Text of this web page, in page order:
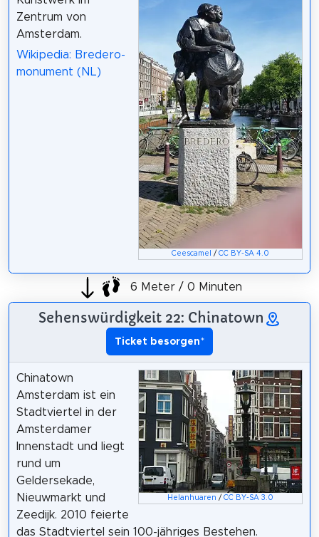
Ceescamel /CC BY-SA 4.0
Zentrum von
Amsterdam.
Wikipedia: Bredero-
monument (NL)
6 Meter / 0 Minuten
Sehenswürdigkeit 22: Chinatown
Ticket besorgen*
Helanhuaren /CC BY-SA 3.0
Chinatown
Amsterdam ist ein
Stadtviertel in der
Amsterdamer
Innenstadt und liegt
rund um
Geldersekade,
Nieuwmarkt und
Zeedijk. 2010 feierte
das Stadtviertel sein 100-jähriges Bestehen.